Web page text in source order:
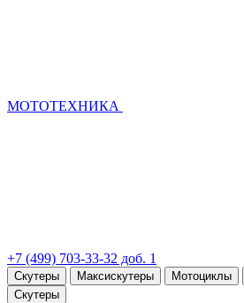
МОТОТЕХНИКА
+7 (499) 703-33-32 доб. 1
Скутеры Максискутеры Мотоциклы
Скутеры